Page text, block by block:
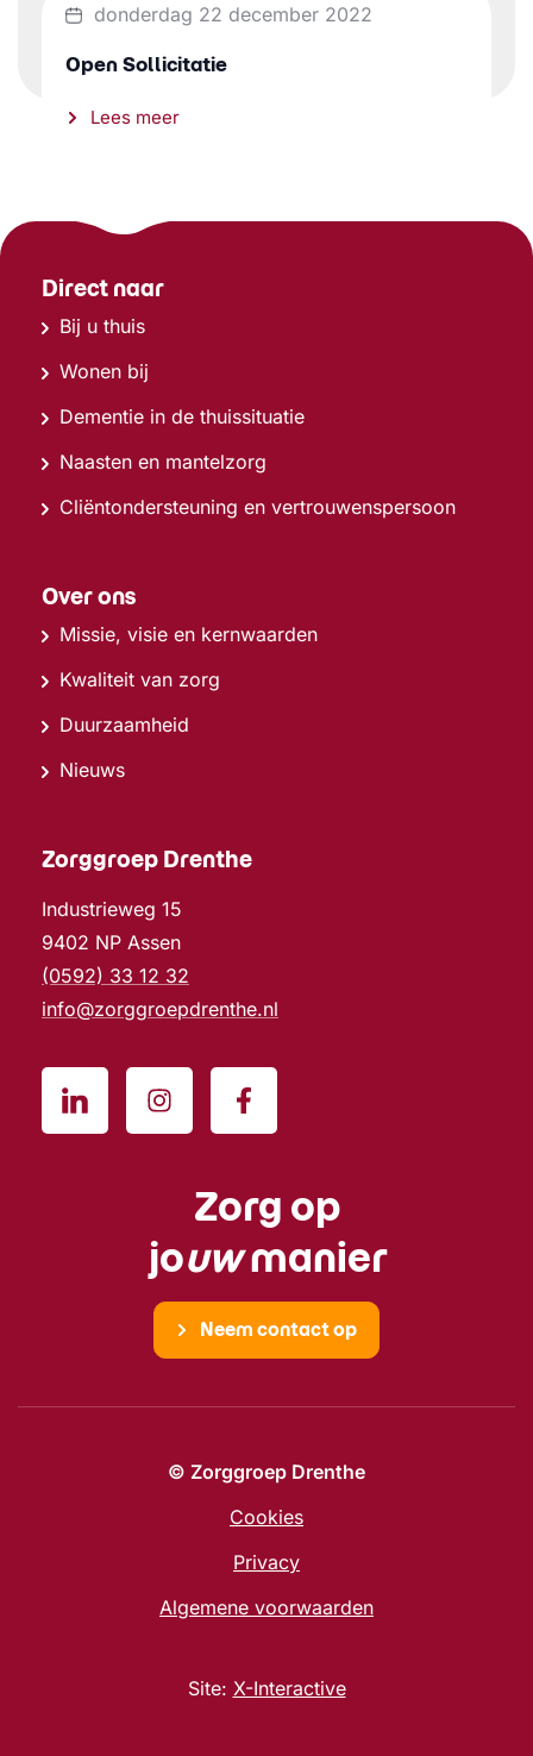
donderdag 22 december 2022
Open Sollicitatie
Lees meer
Direct naar
Bij u thuis
Wonen bij
Dementie in de thuissituatie
Naasten en mantelzorg
Cliëntondersteuning en vertrouwenspersoon
Over ons
Missie, visie en kernwaarden
Kwaliteit van zorg
Duurzaamheid
Nieuws
Zorggroep Drenthe
Industrieweg 15
9402 NP Assen
(0592) 33 12 32
info@zorggroepdrenthe.nl
Zorg op
jouwmanier
Neem contact op
© Zorggroep Drenthe
Cookies
Privacy
Algemene voorwaarden
Site: X-Interactive